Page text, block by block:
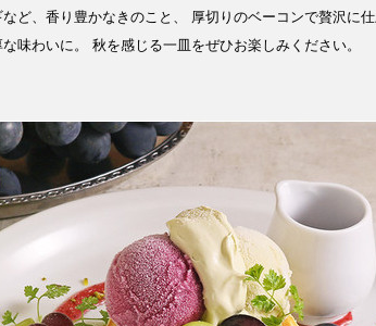
ど、香り豊かなきのこと、 厚切りのベーコンで贅沢に仕
味わいに。 秋を感じる一皿をぜひお楽しみください。